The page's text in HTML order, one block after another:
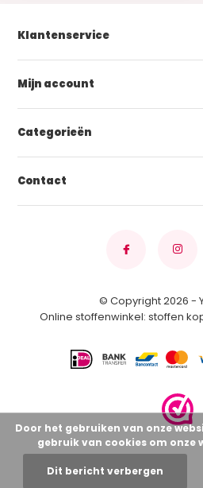
Klantenservice
Mijn account
Categorieën
Contact
© Copyright 2026 -
Online stoffenwinkel: stoffen
Door het gebruiken van onze
gebruik van cookies om onze
Dit bericht verbergen